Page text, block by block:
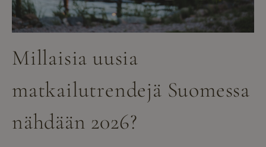
Millaisia uusia
matkailutrendejä Suomessa
nähdään 2026?